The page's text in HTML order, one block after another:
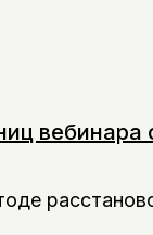
вебинара